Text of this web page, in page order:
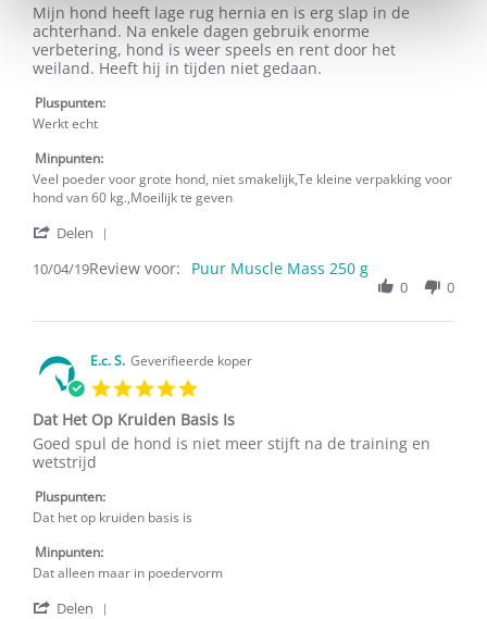
Review
by
Astrid
B.
10
Apr
review
stating
Werkt
Echt
Mijn hond heeft lage rug hernia en is erg slap in de
achterhand. Na enkele dagen gebruik enorme
verbetering, hond is weer speels en rent door het
weiland. Heeft hij in tijden niet gedaan.
Pluspunten:
Werkt echt
Minpunten:
Veel poeder voor grote hond, niet smakelijk,Te kleine verpakking voor
hond van 60 kg.,Moeilijk te geven
Delen
Review
B.
10
Apr
2019
10/04/19Review voor: Puur Muscle Mass 250 g
0 0
E.c. S. Geverifieerde koper
rating
Dat Het Op Kruiden Basis Is
Review
by
S.
on
May
2018
review
stating
Het
Op
Basis
Is
Goed spul de hond is niet meer stijft na de training en
wetstrijd
Pluspunten:
Dat het op kruiden basis is
Minpunten:
Dat alleen maar in poedervorm
Delen